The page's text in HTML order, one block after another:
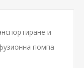
и
помпа